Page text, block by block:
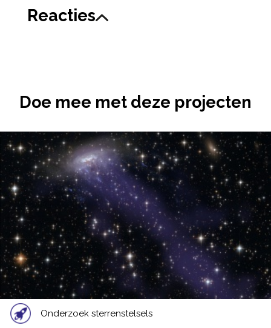
Reacties
Doe mee met deze projecten
Onderzoek sterrenstelsels